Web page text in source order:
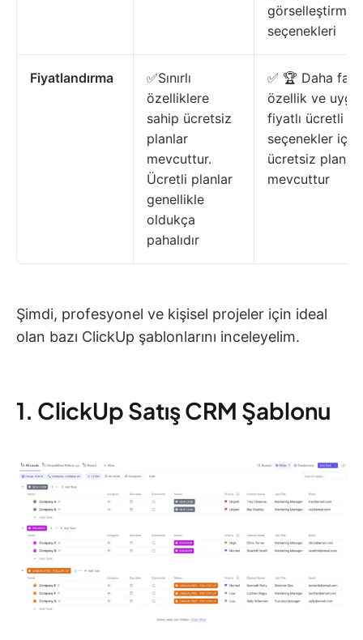
görselleştirme
seçenekleri
Fiyatlandırma
✅Sınırlı
özelliklere
sahip ücretsiz
planlar
mevcuttur.
Ücretli planlar
genellikle
oldukça
pahalıdır
✅ 🏆 Daha
özellik ve
fiyatlı ücretli
seçenekler
ücretsiz plan
mevcuttur
Şimdi, profesyonel ve kişisel projeler için ideal
olan bazı ClickUp şablonlarını inceleyelim.
1. ClickUp Satış CRM Şablonu